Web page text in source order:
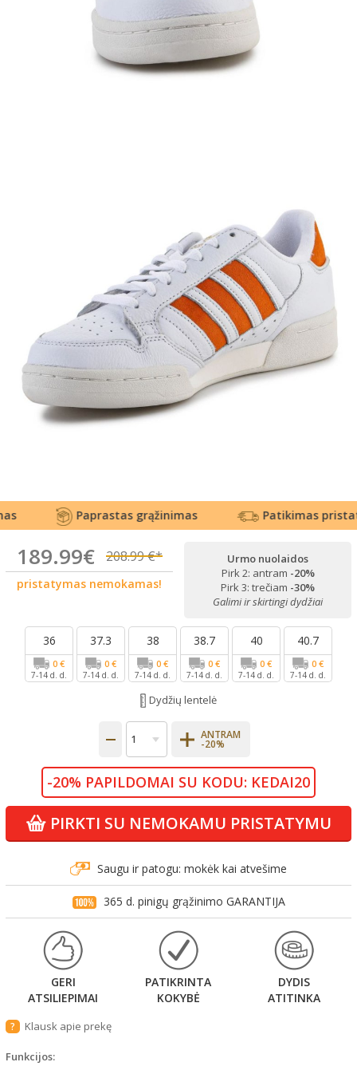
Paprastas grąžinimas Patikimas
189.99€ 208.99 €*
pristatymas nemokamas!
Urmo nuolaidos
Pirk 2: antram -20%
Pirk 3: trečiam -30%
Galimi ir skirtingi dydžiai
36
0 €
7-14 d. d.
37.3
0 €
7-14 d. d.
38
0 €
7-14 d. d.
38.7
0 €
7-14 d. d.
40
0 €
7-14 d. d.
40.7
0 €
7-14 d. d.
Dydžių lentelė
ANTRAM
-20%
-20% PAPILDOMAI SU KODU: KEDAI20
PIRKTI SU NEMOKAMU PRISTATYMU
Saugu ir patogu: mokėk kai atvešime
365 d. pinigų grąžinimo GARANTIJA
GERI
ATSILIEPIMAI
PATIKRINTA
KOKYBĖ
DYDIS
ATITINKA
? Klausk apie prekę
Funkcijos: